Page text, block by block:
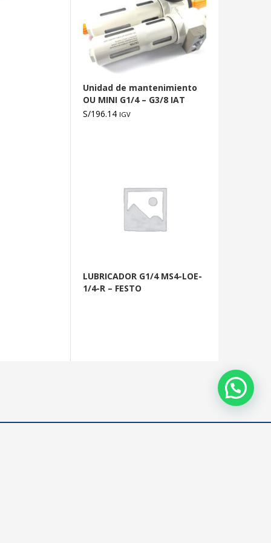
Unidad de mantenimiento
OU MINI G1/4 – G3/8 IAT
S/196.14 IGV
LUBRICADOR G1/4 MS4-LOE-
1/4-R – FESTO